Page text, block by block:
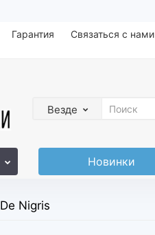
Гарантия Связаться с нами
Везде
Новинки
De Nigris